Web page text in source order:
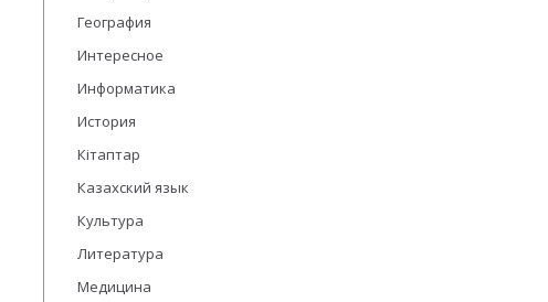
География
Интересное
Информатика
История
Кітаптар
Казахский язык
Культура
Литература
Медицина